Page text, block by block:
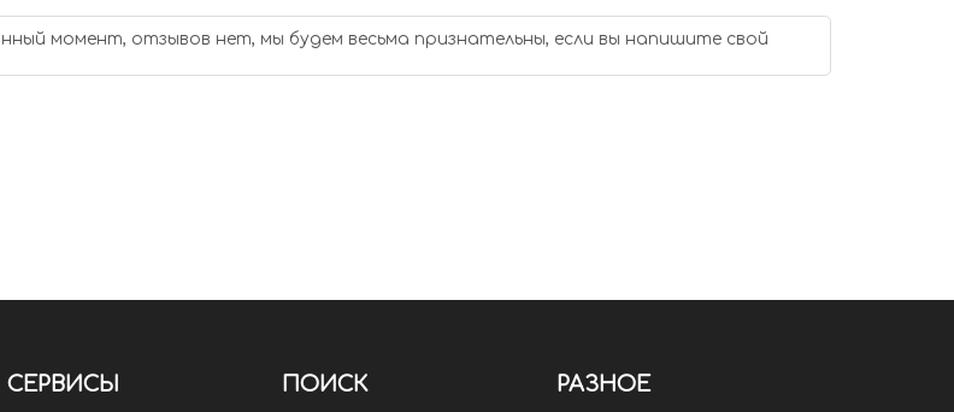
момент, отзывов нет, мы будем весьма признательны, если вы напишите свой
СЕРВИСЫ ПОИСК РАЗНОЕ